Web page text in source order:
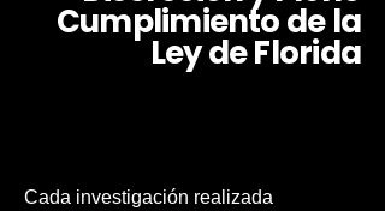
Cumplimiento de la
Ley de Florida
Cada investigación realizada